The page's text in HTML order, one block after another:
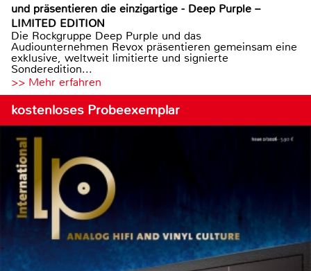
und präsentieren die einzigartige - Deep Purple –
LIMITED EDITION
Die Rockgruppe Deep Purple und das
Audiounternehmen Revox präsentieren gemeinsam eine
exklusive, weltweit limitierte und signierte
Sonderedition...
>> Mehr erfahren
kostenloses Probeexemplar